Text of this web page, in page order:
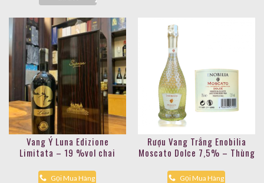
Vang Ý Luna Edizione
Limitata – 19 %vol chai
Gọi Mua Hàng
Rượu Vang Trắng Enobilia
Moscato Dolce 7,5% – Thùng
Gọi Mua Hàng